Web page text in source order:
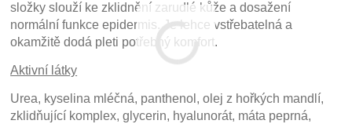
složky slouží ke zklidnění zarudlé kůže a dosažení
normální funkce epidermis. Je lehce vstřebatelná a
okamžitě dodá pleti potřebný komfort.
Aktivní látky
Urea, kyselina mléčná, panthenol, olej z hořkých mandlí,
zklidňující komplex, glycerin, hyalunorát, máta peprná,